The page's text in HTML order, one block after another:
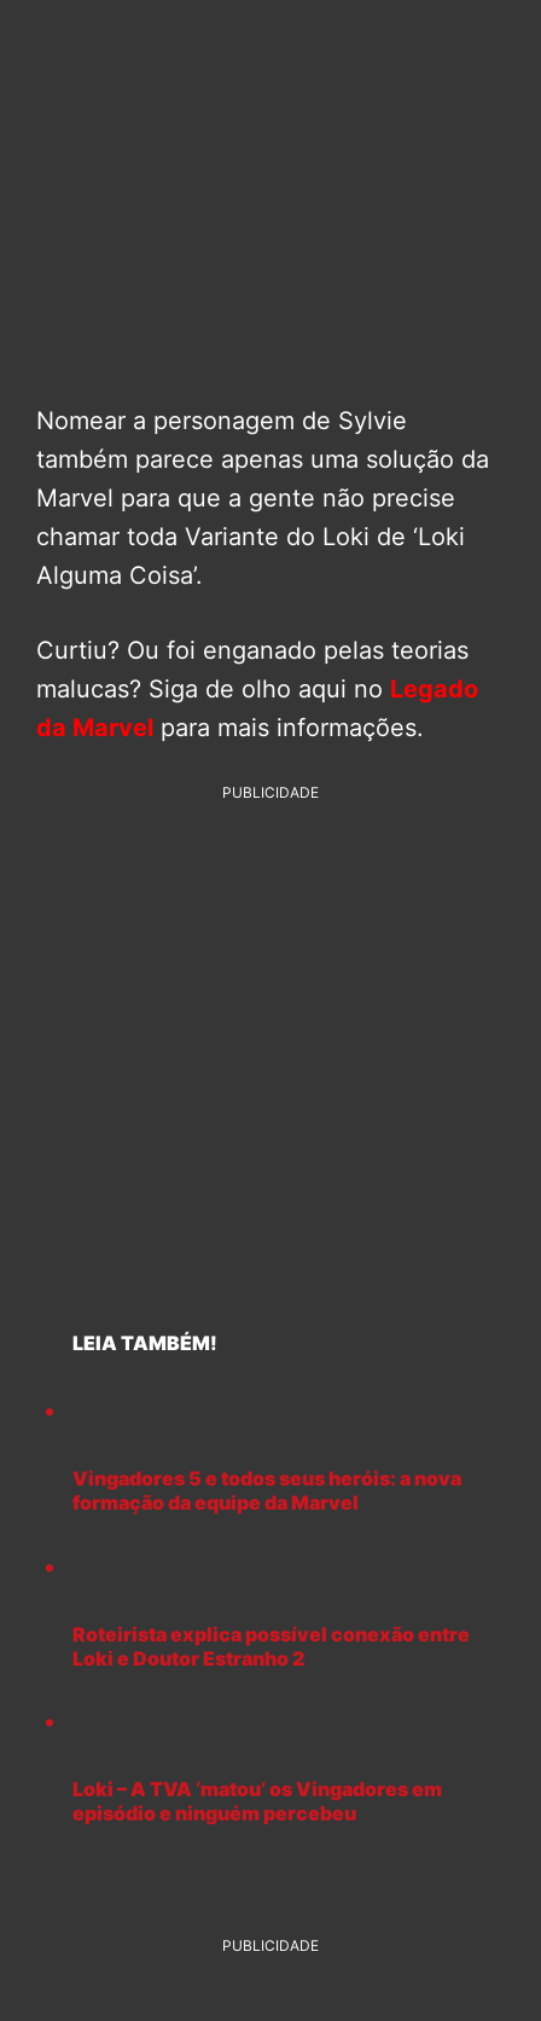
Nomear a personagem de Sylvie
também parece apenas uma solução da
Marvel para que a gente não precise
chamar toda Variante do Loki de ‘Loki
Alguma Coisa’.
Curtiu? Ou foi enganado pelas teorias
malucas? Siga de olho aqui no Legado
da Marvel para mais informações.
PUBLICIDADE
LEIA TAMBÉM!
Vingadores 5 e todos seus heróis: a nova
formação da equipe da Marvel
Roteirista explica possível conexão entre
Loki e Doutor Estranho 2
Loki – A TVA ‘matou’ os Vingadores em
episódio e ninguém percebeu
PUBLICIDADE